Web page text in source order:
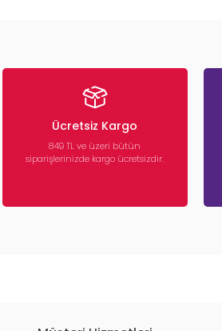
Ücretsiz Kargo
849 TL ve üzeri bütün
siparişlerinizde kargo ücretsizdir.